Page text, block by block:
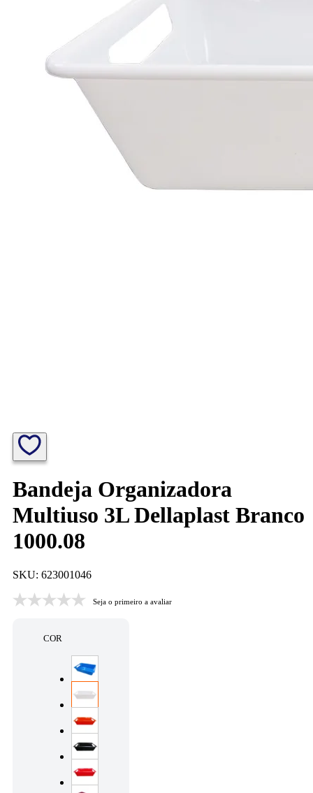
Bandeja Organizadora
Multiuso 3L Dellaplast Branco
1000.08
SKU: 623001046
Seja o primeiro a avaliar
COR